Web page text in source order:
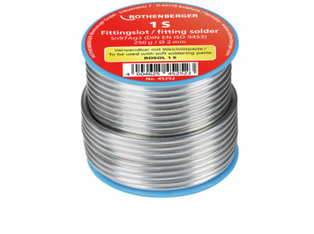
Programul de bonusuri
Selectarea țării
Companie și carieră